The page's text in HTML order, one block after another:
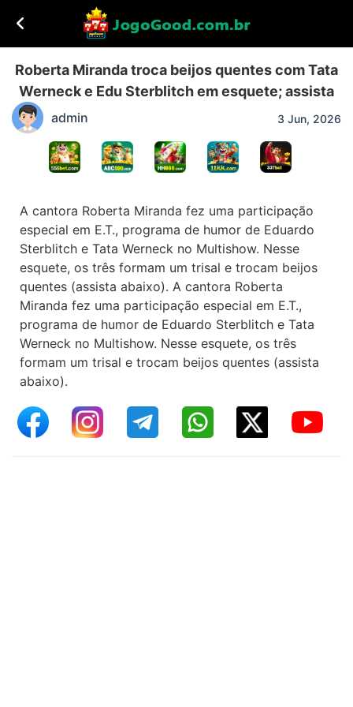
Roberta Miranda troca beijos quentes com Tata
Werneck e Edu Sterblitch em esquete; assista
admin 3 Jun, 2026
A cantora Roberta Miranda fez uma participação
especial em E.T., programa de humor de Eduardo
Sterblitch e Tata Werneck no Multishow. Nesse
esquete, os três formam um trisal e trocam beijos
quentes (assista abaixo). A cantora Roberta
Miranda fez uma participação especial em E.T.,
programa de humor de Eduardo Sterblitch e Tata
Werneck no Multishow. Nesse esquete, os três
formam um trisal e trocam beijos quentes (assista
abaixo).